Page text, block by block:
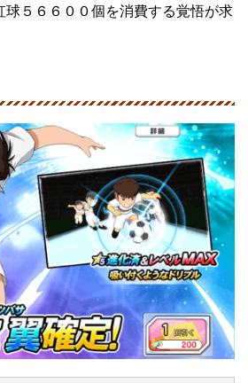
球５６６００個を消費する覚悟が求